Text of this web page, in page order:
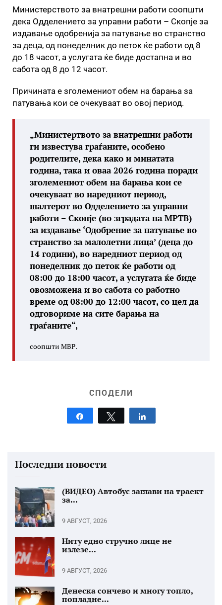
Министерството за внатрешни работи соопшти
дека Одделението за управни работи – Скопје за
издавање одобренија за патување во странство
за деца, од понеделник до петок ќе работи од 8
до 18 часот, а услугата ќе биде достапна и во
сабота од 8 до 12 часот.
Причината е зголемениот обем на барања за
патувања кои се очекуваат во овој период.
„Министертвото за внатрешни работи
ги известува граѓаните, особено
родителите, дека како и минатата
година, така и оваа 2026 година поради
зголемениот обем на барања кои се
очекуваат во наредниот период,
шалтерот во Одделението за управни
работи – Скопје (во зградата на МРТВ)
за издавање ‘Одобрение за патување во
странство за малолетни лица’ (деца до
14 години), во наредниот период од
понеделник до петок ќе работи од
08:00 до 18:00 часот, а услугата ќе биде
овозможена и во сабота со работно
време од 08:00 до 12:00 часот, со цел да
одговориме на сите барања на
граѓаните“,
соопшти МВР.
СПОДЕЛИ
Tweet
Последни новости
(ВИДЕО) Автобус заглави на траект
за...
9 АВГУСТ, 2026
Ниту едно стручно лице не
излезе...
9 АВГУСТ, 2026
Денеска сончево и многу топло,
попладне...